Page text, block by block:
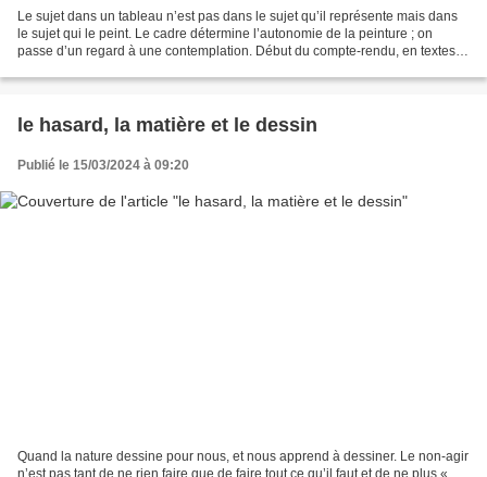
Le sujet dans un tableau n’est pas dans le sujet qu’il représente mais dans
le sujet qui le peint. Le cadre détermine l’autonomie de la peinture ; on
passe d’un regard à une contemplation. Début du compte-rendu, en textes et
le hasard, la matière et le dessin
Publié le 15/03/2024 à 09:20
Quand la nature dessine pour nous, et nous apprend à dessiner. Le non-agir
n’est pas tant de ne rien faire que de faire tout ce qu’il faut et de ne plus «